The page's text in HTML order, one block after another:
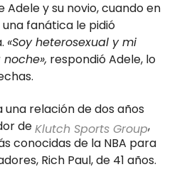
y su novio, cuando en
fanática le pidió
«Soy heterosexual y mi
respondió Adele, lo
una relación de dos años
deKlutch Sports Group,
conocidas de la NBA para
Rich Paul, de 41 años.